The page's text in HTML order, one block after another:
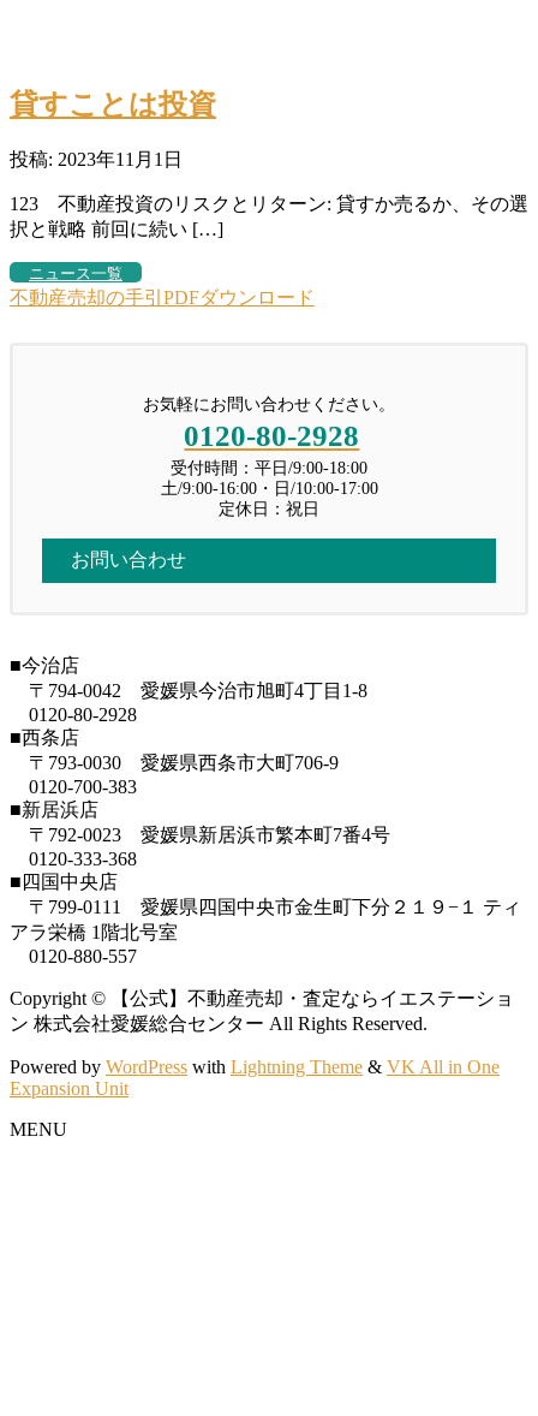
貸すことは投資
投稿: 2023年11月1日
123 不動産投資のリスクとリターン: 貸すか売るか、その選
択と戦略 前回に続い […]
ニュース一覧
不動産売却の手引PDFダウンロード
お気軽にお問い合わせください。
0120-80-2928
受付時間：平日/9:00-18:00
土/9:00-16:00・日/10:00-17:00
定休日：祝日
お問い合わせ
■今治店
〒794-0042 愛媛県今治市旭町4丁目1-8
0120-80-2928
■西条店
〒793-0030 愛媛県西条市大町706-9
0120-700-383
■新居浜店
〒792-0023 愛媛県新居浜市繁本町7番4号
0120-333-368
■四国中央店
〒799-0111 愛媛県四国中央市金生町下分２１９−１ ティ
アラ栄橋 1階北号室
0120-880-557
Copyright © 【公式】不動産売却・査定ならイエステーショ
ン 株式会社愛媛総合センター All Rights Reserved.
Powered by WordPress with Lightning Theme & VK All in One
Expansion Unit
MENU